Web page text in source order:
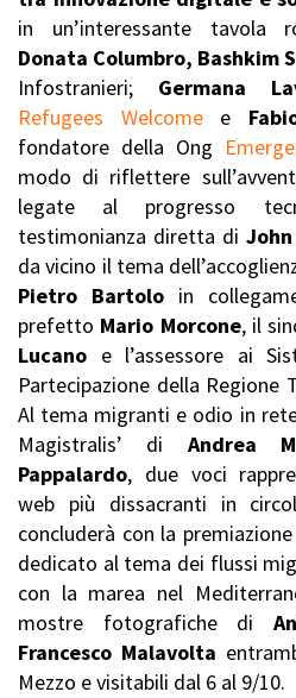
in un’interessante tavola
Donata Columbro, Bashkim
Infostranieri; Germana
Refugees Welcomee
fondatore della Ong
modo di riflettere
legate al progresso
testimonianza diretta di
da vicino il tema
Pietro Bartolo in
prefetto Mario Morcone, il
Lucano e l’assessore ai
Partecipazione della Regione
Al tema migranti e odio in
Magistralis’ di Andrea
Pappalardo, due voci
web più dissacranti in
concluderà con la
dedicato al tema dei flussi
con la marea nel
mostre fotografiche di
Francesco Malavolta
Mezzo e visitabili dal 6 al 9/10.